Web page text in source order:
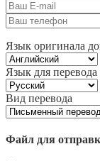
Язык оригинала
Язык для перевода
Вид перевода
Файл для